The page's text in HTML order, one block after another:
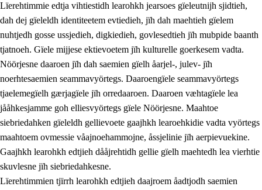
Lïerehtimmie edtja vihtiestidh learohkh jearsoes gïeleutnijh sjidtieh,
dah dej gïeleldh identiteetem evtiedieh, jïh dah maehtieh gïelem
nuhtjedh gosse ussjedieh, digkiedieh, govlesedtieh jïh mubpide baanth
tjatnoeh. Gïele mijjese ektievoetem jïh kulturelle goerkesem vadta.
Nöörjesne daaroen jïh dah saemien gïelh åarjel-, julev- jïh
noerhtesaemien seammavyörtegs. Daaroengïele seammavyörtegs
tjaelemegïelh gærjagïele jïh orredaaroen. Daaroen væhtagïele lea
jååhkesjamme goh elliesvyörtegs gïele Nöörjesne. Maahtoe
siebriedahken gïeleldh gellievoete gaajhkh learoehkidie vadta vyörtegs
maahtoem ovmessie våajnoehammojne, åssjelinie jïh aerpievuekine.
Gaajhkh learohkh edtjieh dååjrehtidh gellie gïelh maehtedh lea vierhtie
skuvlesne jïh siebriedahkesne.
Lïerehtimmien tjïrrh learohkh edtjieh daajroem åadtjodh saemien